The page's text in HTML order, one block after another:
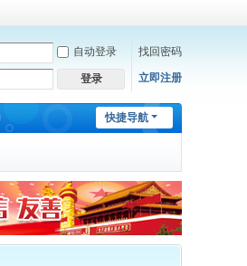
自动登录 找回密码
登录 立即注册
快捷导航